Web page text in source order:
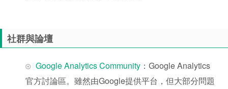
社群與論壇
Google Analytics Community ：Google Analytics
官方討論區。雖然由Google提供平台，但大部分問題